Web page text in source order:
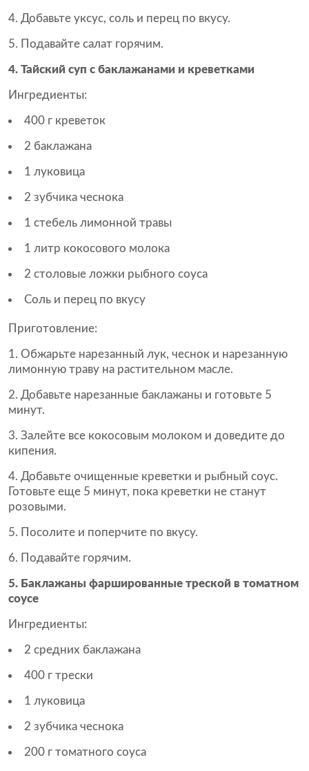
Добавьте уксус, соль и перец по вкусу.
Подавайте салат горячим.
4. Тайский суп с баклажанами и креветками
Ингредиенты:
400 г креветок
2 баклажана
1 луковица
2 зубчика чеснока
1 стебель лимонной травы
1 литр кокосового молока
2 столовые ложки рыбного соуса
Соль и перец по вкусу
Приготовление:
Обжарьте нарезанный лук, чеснок и нарезанную
лимонную траву на растительном масле.
Добавьте нарезанные баклажаны и готовьте 5
минут.
Залейте все кокосовым молоком и доведите до
кипения.
Добавьте очищенные креветки и рыбный соус.
Готовьте еще 5 минут, пока креветки не станут
розовыми.
Посолите и поперчите по вкусу.
Подавайте горячим.
5. Баклажаны фаршированные треской в томатном
соусе
Ингредиенты:
2 средних баклажана
400 г трески
1 луковица
2 зубчика чеснока
200 г томатного соуса